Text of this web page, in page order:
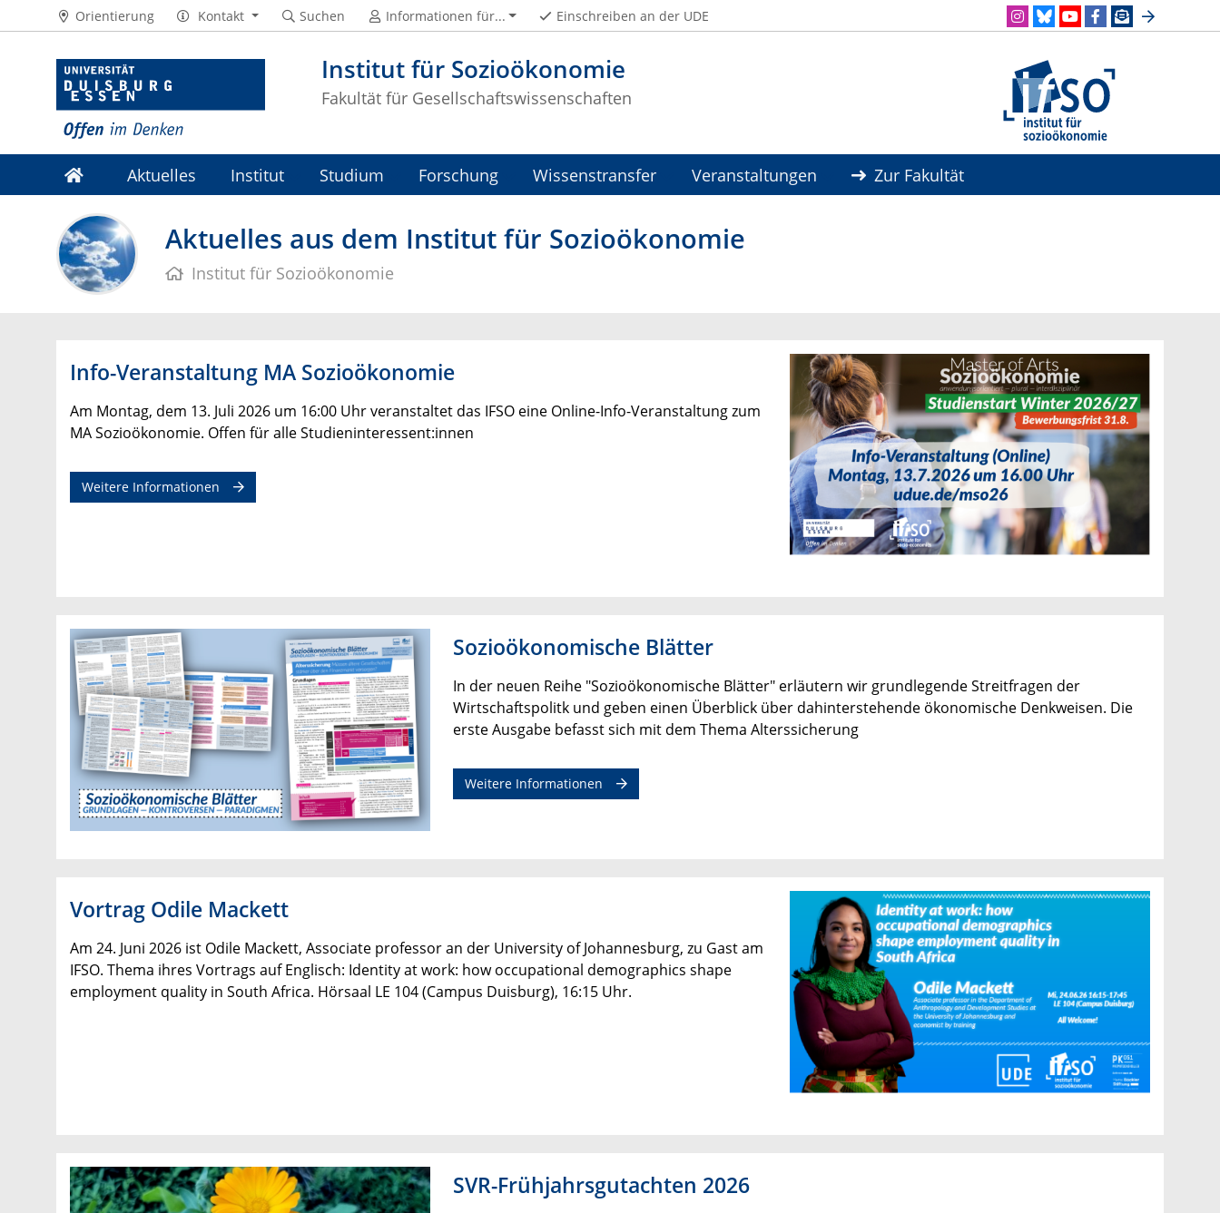
Institut für Sozioökonomie
Fakultät für Gesellschaftswissenschaften
Orientierung Kontakt Suchen Informationen für... Einschreiben an der UDE
Aktuelles Institut Studium Forschung Wissenstransfer Veranstaltungen Zur Fakultät
Aktuelles aus dem Institut für Sozioökonomie
Institut für Sozioökonomie
Info-Veranstaltung MA Sozioökonomie
Am Montag, dem 13. Juli 2026 um 16:00 Uhr veranstaltet das IFSO eine Online-Info-Veranstaltung zum
MA Sozioökonomie. Offen für alle Studieninteressent:innen
Weitere Informationen
Sozioökonomische Blätter
In der neuen Reihe "Sozioökonomische Blätter" erläutern wir grundlegende Streitfragen der
Wirtschaftspolitk und geben einen Überblick über dahinterstehende ökonomische Denkweisen. Die
erste Ausgabe befasst sich mit dem Thema Alterssicherung
Weitere Informationen
Vortrag Odile Mackett
Am 24. Juni 2026 ist Odile Mackett, Associate professor an der University of Johannesburg, zu Gast am
IFSO. Thema ihres Vortrags auf Englisch: Identity at work: how occupational demographics shape
employment quality in South Africa. Hörsaal LE 104 (Campus Duisburg), 16:15 Uhr.
SVR-Frühjahrsgutachten 2026